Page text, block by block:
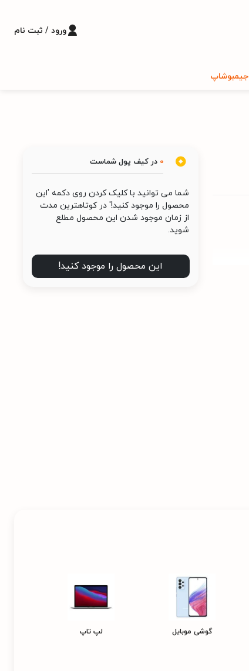
ورود / ثبت نام
جیمبوشاپ
0 در کیف پول شماست
شما می توانید با کلیک کردن روی دکمه 'این
محصول را موجود کنید!' در کوتاهترین مدت
از زمان موجود شدن این محصول مطلع
شوید.
این محصول را موجود کنید!
گوشی موبایل لپ تاپ